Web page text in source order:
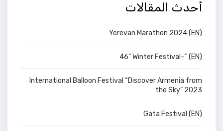
أحدث المقالات
(EN) Yerevan Marathon 2024
(EN) “-46” Winter Festival
International Balloon Festival “Discover Armenia from
the Sky” 2023
(EN) Gata Festival